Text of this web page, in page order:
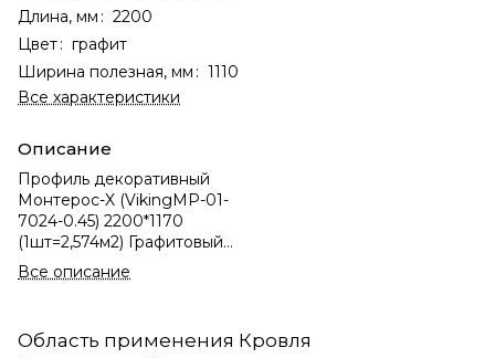
Длина, мм : 2200
Цвет: графит
Ширина полезная, мм : 1110
Все характеристики
Описание
Профиль декоративный
Монтерос-X (VikingMP-01-
7024-0.45) 2200*1170
(1шт=2,574м2) Графитовый
серый
Все описание
Область применения Кровля